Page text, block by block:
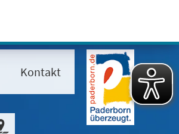
Kontakt